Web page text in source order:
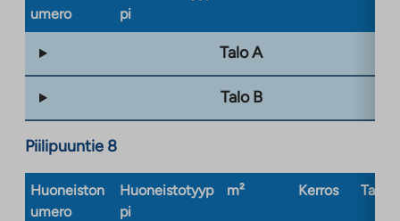
umero
pi
Talo A
Talo B
Piilipuuntie 8
Huoneiston
umero
Huoneistotyyp
pi
m² Kerros